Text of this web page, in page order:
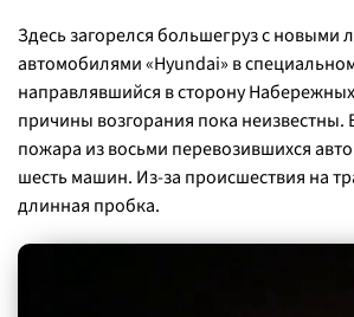
Здесь загорелся большегруз с новыми
автомобилями «Hyundai» в
направлявшийся в сторону
причины возгорания пока неизвестны.
пожара из восьми перевозившихся
шесть машин. Из-за происшествия на
длинная пробка.